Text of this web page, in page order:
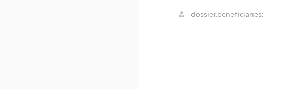
dossier.beneficiaries: